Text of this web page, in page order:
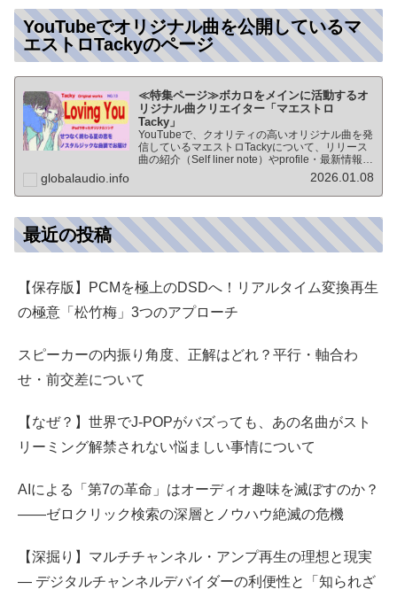
YouTubeでオリジナル曲を公開しているマ
エストロTackyのページ
≪特集ページ≫ボカロをメインに活動するオ
リジナル曲クリエイター「マエストロ
Tacky」
YouTubeで、クオリティの高いオリジナル曲を発
信しているマエストロTackyについて、リリース
曲の紹介（Self liner note）やprofile・最新情報な
ど★動画チャンネル登録100人突破記念作品の生
globalaudio.info 2026.01.08
最近の投稿
【保存版】PCMを極上のDSDへ！リアルタイム変換再生
の極意「松竹梅」3つのアプローチ
スピーカーの内振り角度、正解はどれ？平行・軸合わ
せ・前交差について
【なぜ？】世界でJ-POPがバズっても、あの名曲がスト
リーミング解禁されない悩ましい事情について
AIによる「第7の革命」はオーディオ趣味を滅ぼすのか？
――ゼロクリック検索の深層とノウハウ絶滅の危機
【深掘り】マルチチャンネル・アンプ再生の理想と現実
— デジタルチャンネルデバイダーの利便性と「知られざ